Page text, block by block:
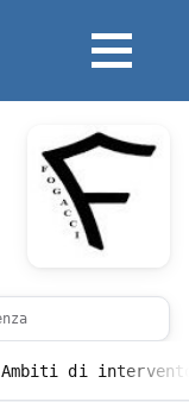
Ambiti di